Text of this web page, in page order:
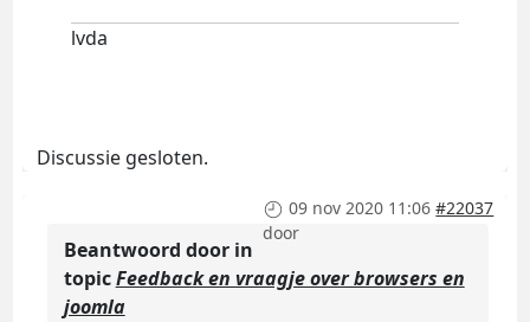
lvda
Discussie gesloten.
09 nov 2020 11:06 #22037
door
Beantwoord door in
topicFeedback en vraagje over browsers en
joomla